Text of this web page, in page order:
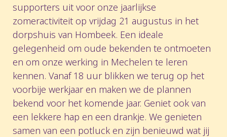
supporters uit voor onze jaarlijkse
zomeractiviteit op vrijdag 21 augustus in het
dorpshuis van Hombeek. Een ideale
gelegenheid om oude bekenden te ontmoeten
en om onze werking in Mechelen te leren
kennen. Vanaf 18 uur blikken we terug op het
voorbije werkjaar en maken we de plannen
bekend voor het komende jaar. Geniet ook van
een lekkere hap en een drankje. We genieten
samen van een potluck en zijn benieuwd wat jij